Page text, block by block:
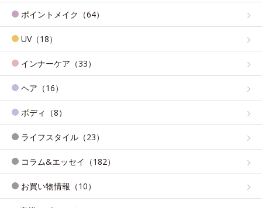
ポイントメイク（64）
UV（18）
インナーケア（33）
ヘア（16）
ボディ（8）
ライフスタイル（23）
コラム&エッセイ（182）
お買い物情報（10）